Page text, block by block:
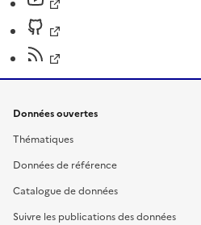
Données ouvertes
Thématiques
Données de référence
Catalogue de données
Suivre les publications des données